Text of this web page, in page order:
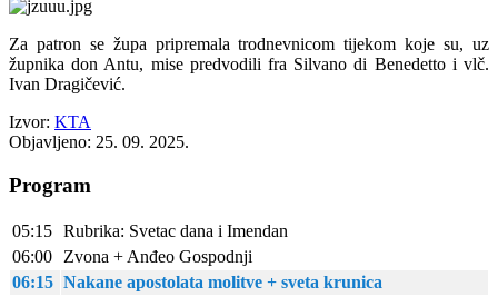
Za patron se župa pripremala trodnevnicom tijekom koje su, uz
župnika don Antu, mise predvodili fra Silvano di Benedetto i vlč.
Ivan Dragičević.
Izvor: KTA
Objavljeno: 25. 09. 2025.
Program
05:15 Rubrika: Svetac dana i Imendan
06:00
Zvona + Anđeo Gospodnji
06:15 Nakane apostolata molitve + sveta krunica